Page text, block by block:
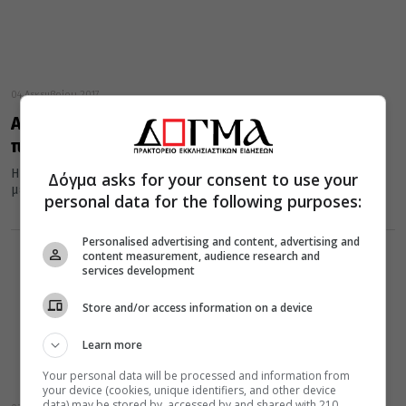
04 Δεκεμβρίου 2017
Από πότε η Αγία Βαρβάρα θεωρείται
προστάτιδα του Πυροβολικού και γιατί
H Αγία Βαρβάρα, που τιμάται στις 4 Δεκεμβρίου, σύμφωνα με
μελετητή του βίου της, είναι «μία των δημοφιλεστέρων Aγίων...
Δόγμα asks for your consent to use your
personal data for the following purposes:
Personalised advertising and content, advertising and
content measurement, audience research and
services development
Store and/or access information on a device
Learn more
Your personal data will be processed and information from
your device (cookies, unique identifiers, and other device